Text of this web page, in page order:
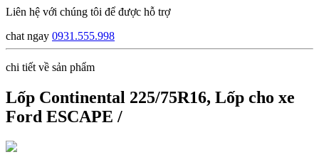
Liên hệ với chúng tôi để được hỗ trợ
chat ngay 0931.555.998
chi tiết về sản phẩm
Lốp Continental 225/75R16, Lốp cho xe
Ford ESCAPE /